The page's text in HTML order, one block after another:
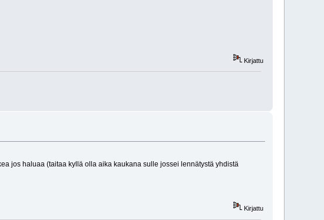
Kirjattu
jos haluaa (taitaa kyllä olla aika kaukana sulle jossei lennätystä yhdistä
Kirjattu